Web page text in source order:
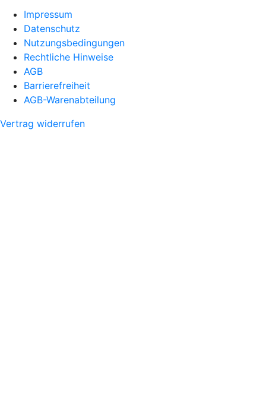
Impressum
Datenschutz
Nutzungsbedingungen
Rechtliche Hinweise
AGB
Barrierefreiheit
AGB-Warenabteilung
Vertrag widerrufen